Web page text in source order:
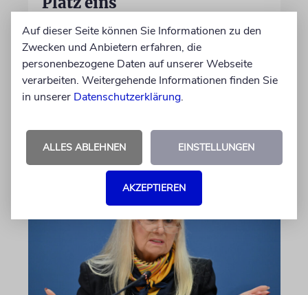
Am 20. September findet die Wahl zum
Landesparlament statt. Würde schon am
Sonntag gewählt, bekäme die Linke einer
Umfrage zufolge die größte Zustimmung.
Doch das Rennen ist knapp
05.08.2026
Auf dieser Seite können Sie Informationen zu den
Zwecken und Anbietern erfahren, die
personenbezogene Daten auf unserer Webseite
verarbeiten. Weitergehende Informationen finden Sie
in unserer Datenschutzerklärung.
ALLES ABLEHNEN EINSTELLUNGEN
AKZEPTIEREN